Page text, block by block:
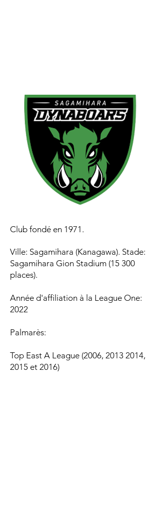
Club fondé en 1971.
Ville: Sagamihara (Kanagawa). Stade:
Sagamihara Gion Stadium (15 300
places).
Année d'affiliation à la League One:
2022
Palmarès:​
Top East A League (2006, 2013 2014,
2015 et 2016)